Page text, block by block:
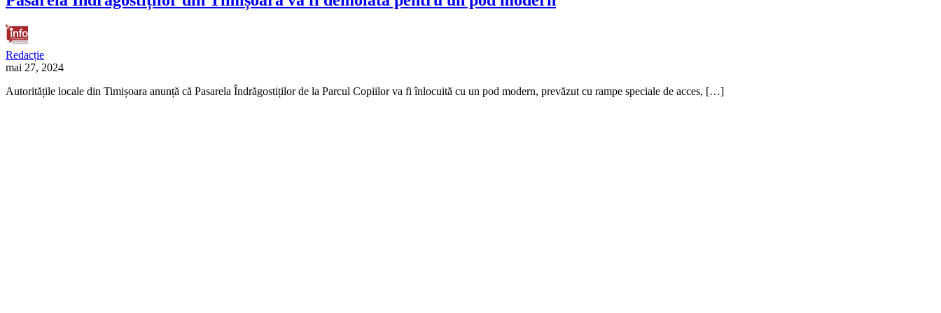
Redacție
mai 27, 2024
Autoritățile locale din Timișoara anunță că Pasarela Îndrăgostiților de la Parcul Copiilor va fi înlocuită cu un pod modern, prevăzut cu rampe speciale de acces, […]